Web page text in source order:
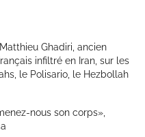
Ghadiri, ancien
infiltré en Iran, sur les
le Polisario, le Hezbollah
nous son corps»,